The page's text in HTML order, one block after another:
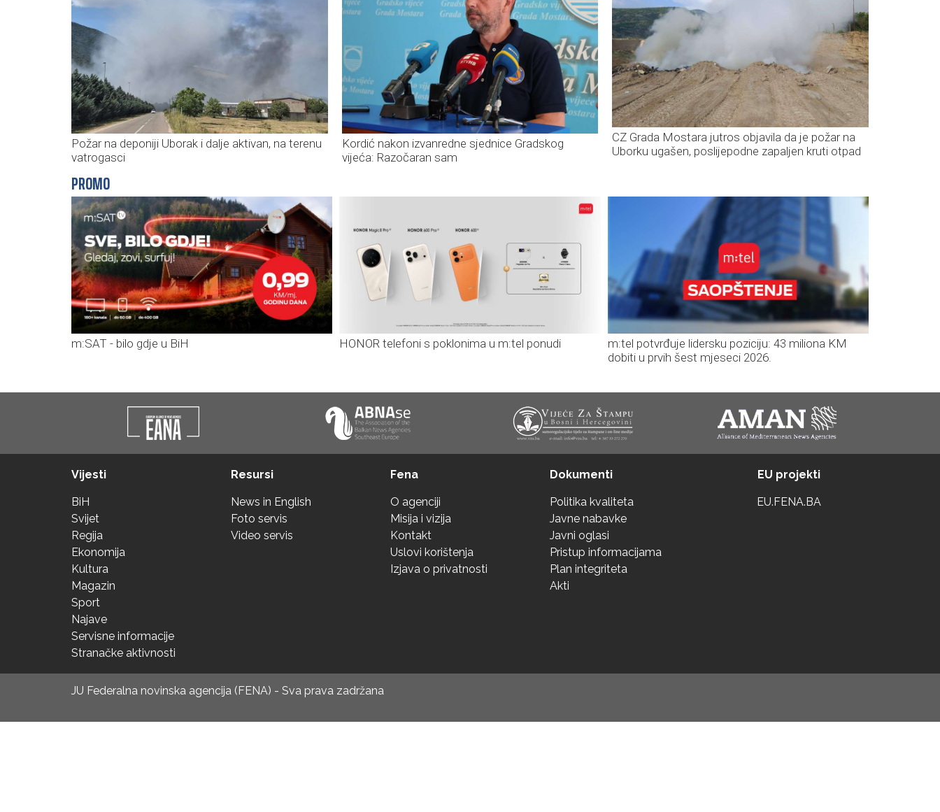
Požar na deponiji Uborak i dalje aktivan, na terenu
vatrogasci
Kordić nakon izvanredne sjednice Gradskog
vijeća: Razočaran sam
CZ Grada Mostara jutros objavila da je požar na
Uborku ugašen, poslijepodne zapaljen kruti otpad
PROMO
m:SAT - bilo gdje u BiH HONOR telefoni s poklonima u m:tel ponudi
m:tel potvrđuje lidersku poziciju: 43 miliona KM
dobiti u prvih šest mjeseci 2026.
Vijesti
BiH
Svijet
Regija
Ekonomija
Kultura
Magazin
Sport
Najave
Servisne informacije
Stranačke aktivnosti
Resursi
News in English
Foto servis
Video servis
Fena
O agenciji
Misija i vizija
Kontakt
Uslovi korištenja
Izjava o privatnosti
Dokumenti
Politika kvaliteta
Javne nabavke
Javni oglasi
Pristup informacijama
Plan integriteta
Akti
EU projekti
EU.FENA.BA
JU Federalna novinska agencija (FENA) - Sva prava zadržana